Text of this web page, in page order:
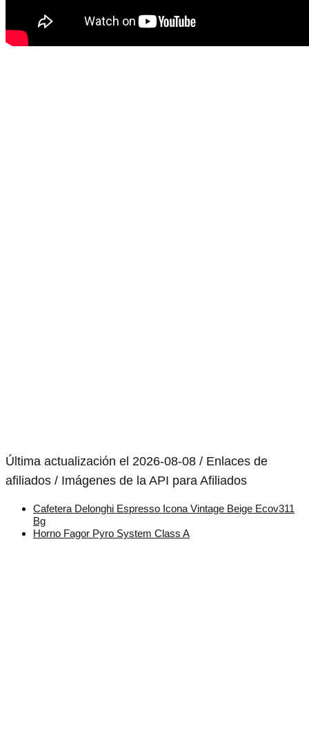
Última actualización el 2026-08-08 / Enlaces de
afiliados / Imágenes de la API para Afiliados
Cafetera Delonghi Espresso Icona Vintage Beige Ecov311
Bg
Horno Fagor Pyro System Class A